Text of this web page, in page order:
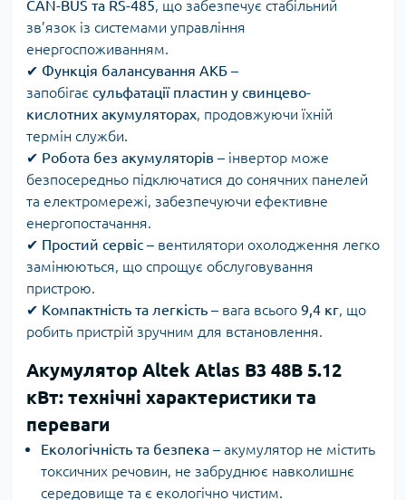
CAN-BUS та RS-485 , що забезпечує стабільний
зв’язок із системами управління
енергоспоживанням.
✔ Функція балансування АКБ –
запобігає сульфатації пластин у свинцево-
кислотних акумуляторах , продовжуючи їхній
термін служби.
✔ Робота без акумуляторів – інвертор може
безпосередньо підключатися до сонячних панелей
та електромережі, забезпечуючи ефективне
енергопостачання.
✔ Простий сервіс – вентилятори охолодження легко
замінюються, що спрощує обслуговування
пристрою.
✔ Компактність та легкість – вага всього 9,4 кг , що
робить пристрій зручним для встановлення.
Акумулятор Altek Atlas B3 48B 5.12
кВт: технічні характеристики та
переваги
Екологічність та безпека – акумулятор не містить
токсичних речовин, не забруднює навколишнє
середовище та є екологічно чистим.